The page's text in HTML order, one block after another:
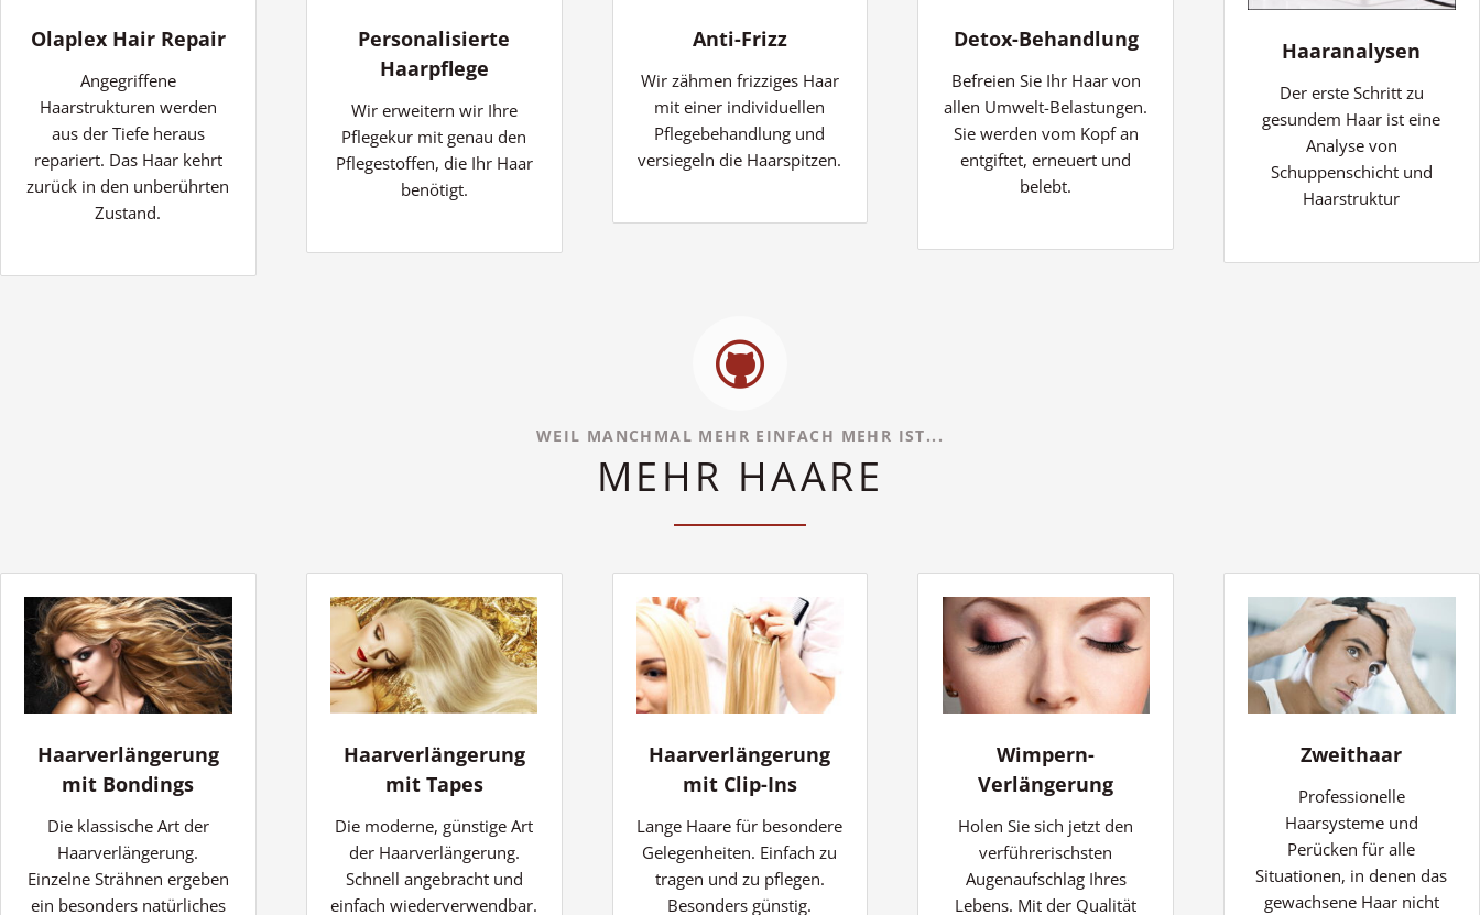
Olaplex Hair Repair
Angegriffene
Haarstrukturen werden
aus der Tiefe heraus
repariert. Das Haar kehrt
zurück in den unberührten
Zustand.
Personalisierte
Haarpflege
Wir erweitern wir Ihre
Pflegekur mit genau den
Pflegestoffen, die Ihr Haar
benötigt.
Anti-Frizz
Wir zähmen frizziges Haar
mit einer individuellen
Pflegebehandlung und
versiegeln die Haarspitzen.
Detox-Behandlung
Befreien Sie Ihr Haar von
allen Umwelt-Belastungen.
Sie werden vom Kopf an
entgiftet, erneuert und
belebt.
Haaranalysen
Der erste Schritt zu
gesundem Haar ist eine
Analyse von
Schuppenschicht und
Haarstruktur
WEIL MANCHMAL MEHR EINFACH MEHR IST...
MEHR HAARE
Haarverlängerung
mit Bondings
Die klassische Art der
Haarverlängerung.
Einzelne Strähnen ergeben
ein besonders natürliches
Haarverlängerung
mit Tapes
Die moderne, günstige Art
der Haarverlängerung.
Schnell angebracht und
einfach wiederverwendbar.
Haarverlängerung
mit Clip-Ins
Lange Haare für besondere
Gelegenheiten. Einfach zu
tragen und zu pflegen.
Besonders günstig.
Wimpern-
Verlängerung
Holen Sie sich jetzt den
verführerischsten
Augenaufschlag Ihres
Lebens. Mit der Qualität
Zweithaar
Professionelle
Haarsysteme und
Perücken für alle
Situationen, in denen das
gewachsene Haar nicht